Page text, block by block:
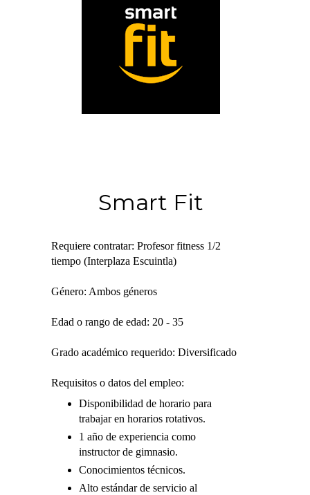
Smart Fit
Requiere contratar: Profesor fitness 1/2
tiempo (Interplaza Escuintla)
Género: Ambos géneros
Edad o rango de edad: 20 - 35
Grado académico requerido: Diversificado
Requisitos o datos del empleo:
Disponibilidad de horario para
trabajar en horarios rotativos.
1 año de experiencia como
instructor de gimnasio.
Conocimientos técnicos.
Alto estándar de servicio al